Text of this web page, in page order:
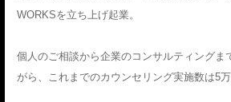
WORKSを立ち上げ起業。
個人のご相談から企業のコンサルティングま
がら、これまでのカウンセリング実施数は5万